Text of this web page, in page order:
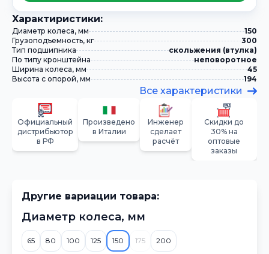
Xарактиристики:
Диаметр колеса, мм
150
Грузоподъемность, кг
300
Тип подшипника
скольжения (втулка)
По типу кронштейна
неповоротное
Ширина колеса, мм
45
Высота с опорой, мм
194
Все характеристики
Официальный
дистрибьютор
в РФ
Произведено
в Италии
Инженер
сделает
расчёт
Скидки до
30% на
оптовые
заказы
Другие вариации товара:
Диаметр колеса, мм
65 80 100 125 150 175 200